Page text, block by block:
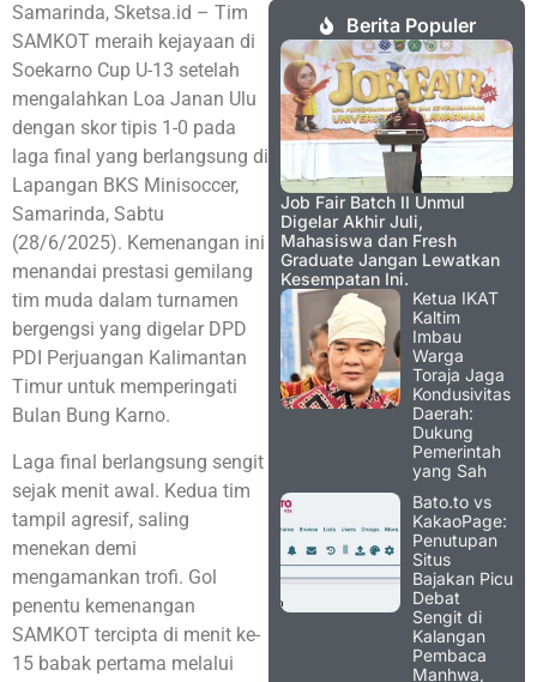
Samarinda, Sketsa.id – Tim
SAMKOT meraih kejayaan di
Soekarno Cup U-13 setelah
mengalahkan Loa Janan Ulu
dengan skor tipis 1-0 pada
laga final yang berlangsung di
Lapangan BKS Minisoccer,
Samarinda, Sabtu
(28/6/2025). Kemenangan ini
menandai prestasi gemilang
tim muda dalam turnamen
bergengsi yang digelar DPD
PDI Perjuangan Kalimantan
Timur untuk memperingati
Bulan Bung Karno.
Laga final berlangsung sengit
sejak menit awal. Kedua tim
tampil agresif, saling
menekan demi
mengamankan trofi. Gol
penentu kemenangan
SAMKOT tercipta di menit ke-
15 babak pertama melalui
Berita Populer
Job Fair Batch II Unmul
Digelar Akhir Juli,
Mahasiswa dan Fresh
Graduate Jangan Lewatkan
Kesempatan Ini.
Ketua IKAT
Kaltim
Imbau
Warga
Toraja Jaga
Kondusivitas
Daerah:
Dukung
Pemerintah
yang Sah
Bato.to vs
KakaoPage:
Penutupan
Situs
Bajakan Picu
Debat
Sengit di
Kalangan
Pembaca
Manhwa,